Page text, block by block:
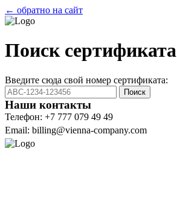
← обратно на сайт
Поиск сертификата
Введите сюда свой номер сертификата:
Поиск
Наши контакты
Телефон: +7 777 079 49 49
Email: billing@vienna-company.com